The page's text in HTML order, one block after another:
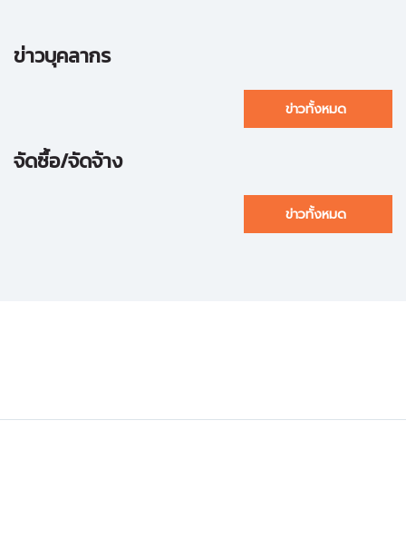
ข่าวบุคลากร
ข่าวทั้งหมด
จัดซื้อ/จัดจ้าง
ข่าวทั้งหมด